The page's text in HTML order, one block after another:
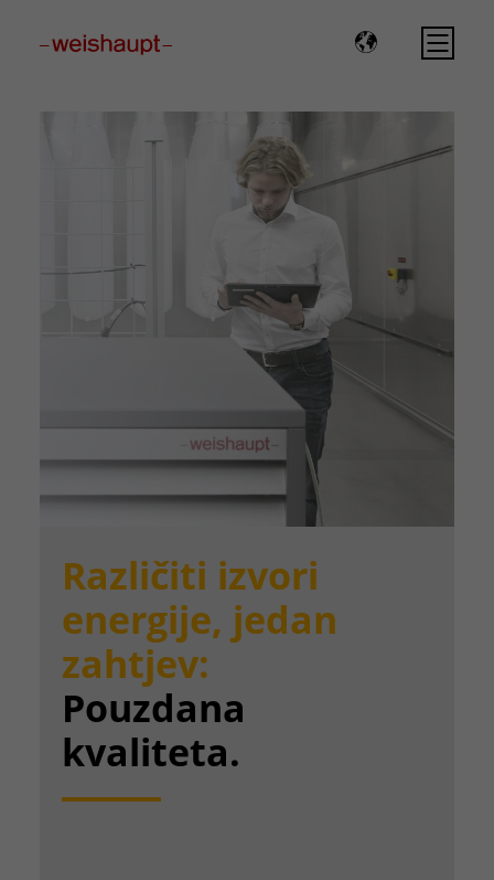
Različiti izvori
energije, jedan
zahtjev:
Pouzdana
kvaliteta.